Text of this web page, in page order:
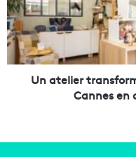
a
r
s
e
e
l
i
e
r
Un atelier
Cannes en